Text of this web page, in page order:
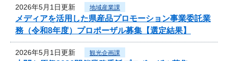
2026年5月1日更新 地域産業課
メディアを活用した県産品プロモーション事業委託業
務（令和8年度）プロポーザル募集【選定結果】
2026年5月1日更新 観光企画課